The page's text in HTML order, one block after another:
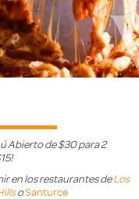
Abierto de $30 para 2
en los restaurantes deLos
oSanturce